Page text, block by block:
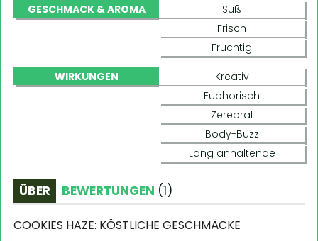
GESCHMACK & AROMA
Süß
Frisch
Fruchtig
WIRKUNGEN
Kreativ
Euphorisch
Zerebral
Body-Buzz
Lang anhaltende
ÜBER BEWERTUNGEN (1)
COOKIES HAZE: KÖSTLICHE GESCHMÄCKE